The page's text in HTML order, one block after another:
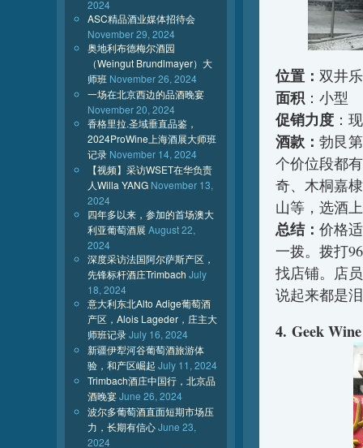
位置： 双井
面积 ：小型
促销力度 ：
酒款： 勃艮
个价位段都
奇、木桐嘉
山等，选酒
总结： 价格
一拨。拨打
找店铺。店
说起来都是
4. Geek Wine
2024
ASC精品酒业媒体招待会
November 29, 2024
奥地利布德梅尔酒园
（Weingut Brundlmayer）大
师班 November 26, 2024
一场在北京西边的品酒晚宴
November 20, 2024
香格里拉.圣域垂直品鉴，
2024ProWine上海酒展大师班
记录 November 14, 2024
【视频】采访WSET在华负责
人Willa YANG November 13,
2024
四年多以来，参加的首场澳大
利亚葡萄酒展 August 22,
2024
深度采访法国阿尔萨斯产区，
先锋标杆酒庄Trimbach July
18, 2024
意大利东北Alto Adige葡萄酒
产区，Alois Lageder，庄主大
师班记录July 16, 2024
新疆伊犁河谷葡萄酒旅游体
验，和产区崛起 July 11, 2024
Trimbach酒庄中国行，北京品
酒晚宴June 26, 2024
波尔多葡萄酒直面短期市场压
力，长期有信心June 23,
2024